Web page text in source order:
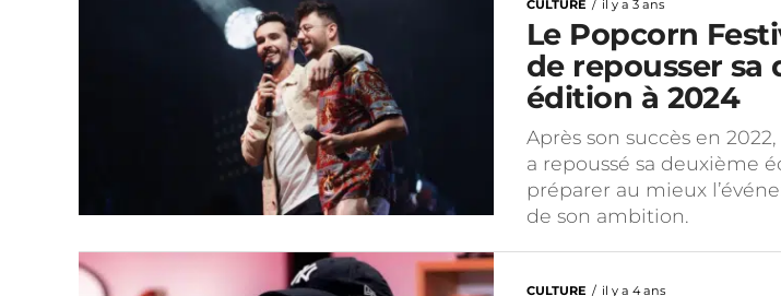
CULTURE il y a 3 ans
Le Popcorn
de repousser sa
édition à 2024
Après son succès en
a repoussé sa deuxième
préparer au mieux
de son ambition.
CULTURE il y a 4 ans